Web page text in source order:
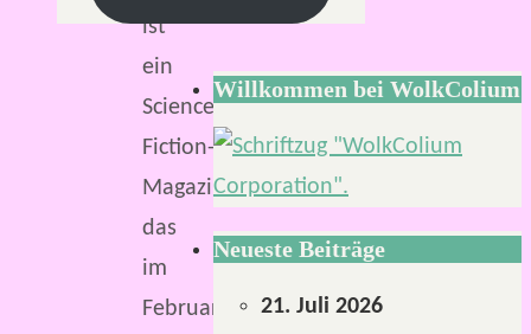
ist
ein
Science-
Fiction-
Magazin,
das
im
Februar
Willkommen bei WolkColium
Neueste Beiträge
21. Juli 2026